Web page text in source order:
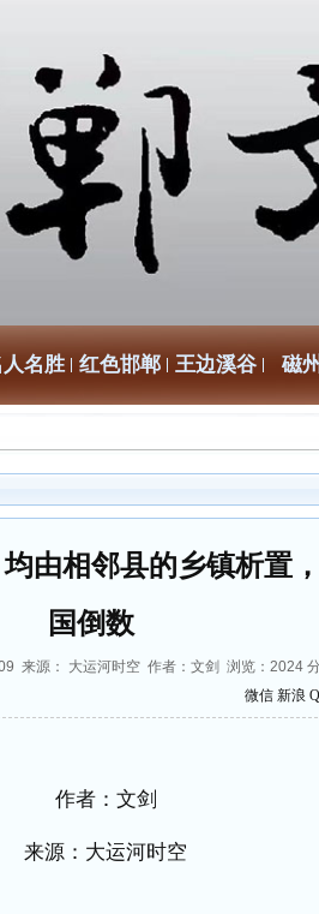
名胜 红色邯郸 王边溪谷 磁
由相邻县的乡镇析置
国倒数
来源： 大运河时空 作者：文剑 浏览： 2024
微信 新浪
作者：文剑
来源：大运河时空